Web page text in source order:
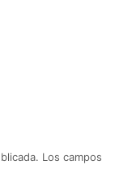
Los campos